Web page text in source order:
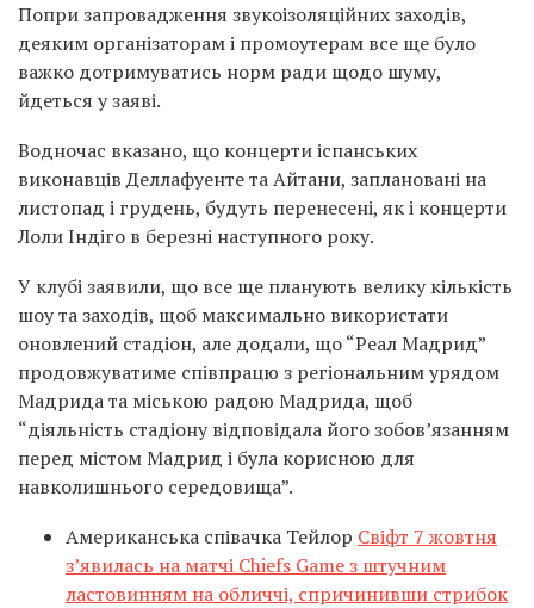
Попри запровадження звукоізоляційних заходів,
деяким організаторам і промоутерам все ще було
важко дотримуватись норм ради щодо шуму,
йдеться у заяві.
Водночас вказано, що концерти іспанських
виконавців Деллафуенте та Айтани, заплановані на
листопад і грудень, будуть перенесені, як і концерти
Лоли Індіго в березні наступного року.
У клубі заявили, що все ще планують велику кількість
шоу та заходів, щоб максимально використати
оновлений стадіон, але додали, що “Реал Мадрид”
продовжуватиме співпрацю з регіональним урядом
Мадрида та міською радою Мадрида, щоб
“діяльність стадіону відповідала його зобов’язанням
перед містом Мадрид і була корисною для
навколишнього середовища”.
Американська співачка Тейлор Свіфт 7 жовтня
зʼявилась на матчі Chiefs Game з штучним
ластовинням на обличчі, спричинивши стрибок